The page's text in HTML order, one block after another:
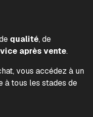
qualité, de
après vente.
vous accédez à un
à tous les stades de